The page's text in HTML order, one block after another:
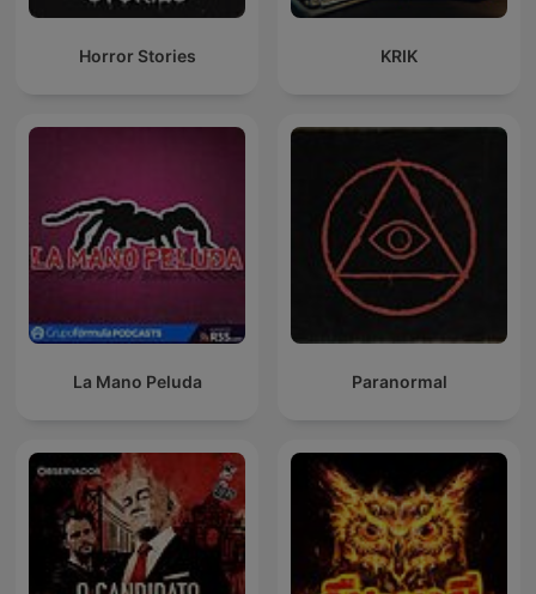
Horror Stories KRIK
La Mano Peluda Paranormal